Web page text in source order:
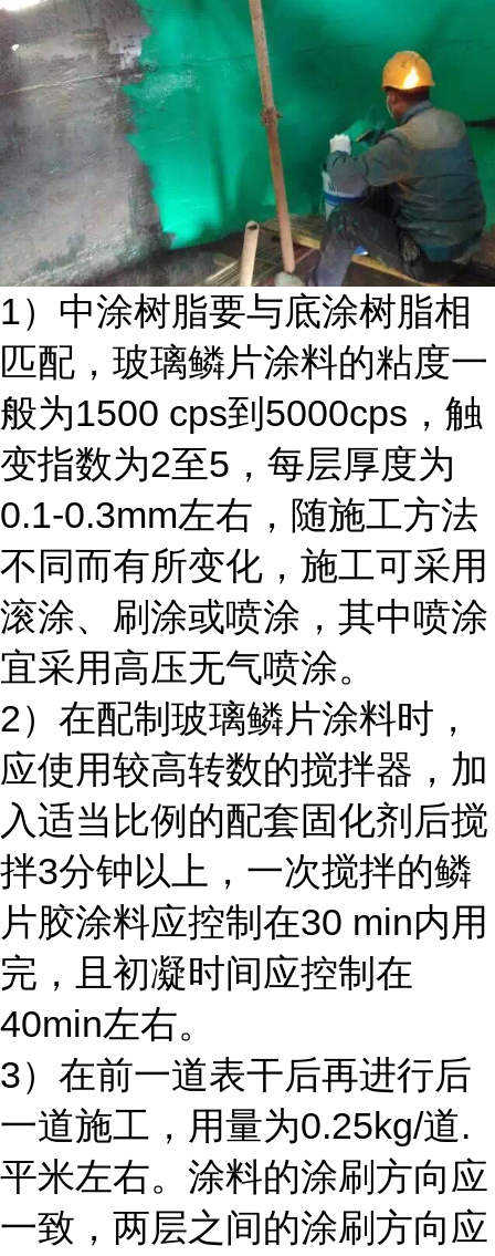
1）中涂树脂要与底涂树脂相
匹配，玻璃鳞片涂料的粘度一
般为1500 cps到5000cps，触
变指数为2至5，每层厚度为
0.1-0.3mm左右，随施工方法
不同而有所变化，施工可采用
滚涂、刷涂或喷涂，其中喷涂
宜采用高压无气喷涂。
2）在配制玻璃鳞片涂料时，
应使用较高转数的搅拌器，加
入适当比例的配套固化剂后搅
拌3分钟以上，一次搅拌的鳞
片胶涂料应控制在30 min内用
完，且初凝时间应控制在
40min左右。
3）在前一道表干后再进行后
一道施工，用量为0.25kg/道.
平米左右。涂料的涂刷方向应
一致，两层之间的涂刷方向应